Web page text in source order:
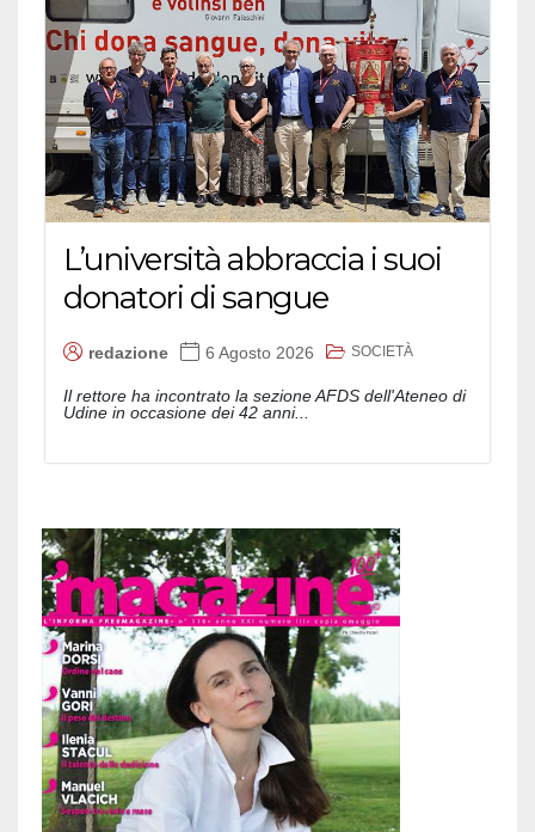
L’università abbraccia i suoi
donatori di sangue
redazione 6 Agosto 2026 SOCIETÀ
Il rettore ha incontrato la sezione AFDS dell'Ateneo di
Udine in occasione dei 42 anni...